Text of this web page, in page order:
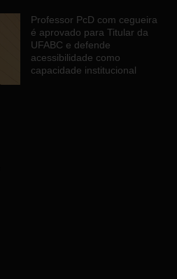
Professor PcD com cegueira
é aprovado para Titular da
UFABC e defende
acessibilidade como
capacidade institucional